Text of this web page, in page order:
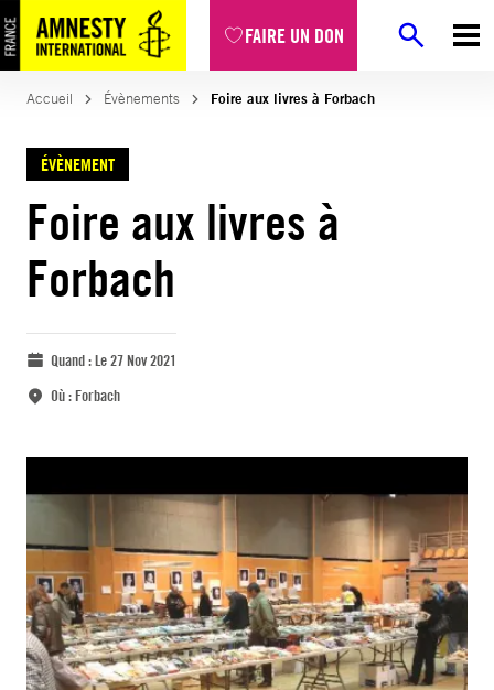
FAIRE UN DON
Accueil Évènements Foire aux livres à Forbach
ÉVÈNEMENT
Foire aux livres à
Forbach
Quand :Le 27 Nov 2021
Où :Forbach